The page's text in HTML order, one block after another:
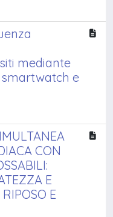
mediante
e
CON
E
E